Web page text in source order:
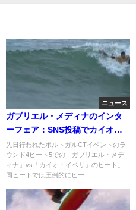
ニュース
ガブリエル・メディナのインタ
ーフェア：SNS投稿でカイオに
誹謗中傷が
先日行われたポルトガルCTイベントのラ
ウンド4ヒート5での「ガブリエル・メデ
ィナ」vs「カイオ・イベリ」のヒート。
同ヒートでは圧倒的にヒー...